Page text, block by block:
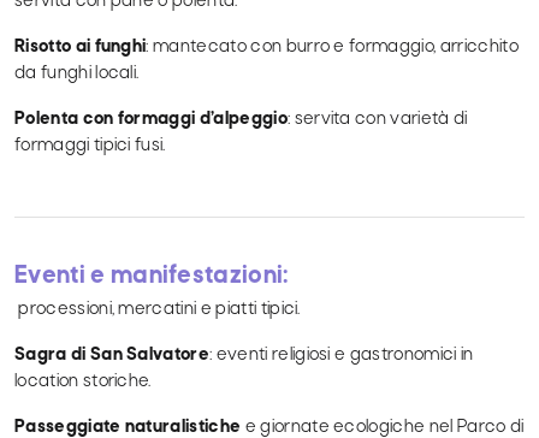
Risotto ai funghi: mantecato con burro e formaggio, arricchito
da funghi locali.
Polenta con formaggi d’alpeggio: servita con varietà di
formaggi tipici fusi.
Eventi e manifestazioni:
processioni, mercatini e piatti tipici.
Sagra di San Salvatore: eventi religiosi e gastronomici in
location storiche.
Passeggiate naturalistiche e giornate ecologiche nel Parco di